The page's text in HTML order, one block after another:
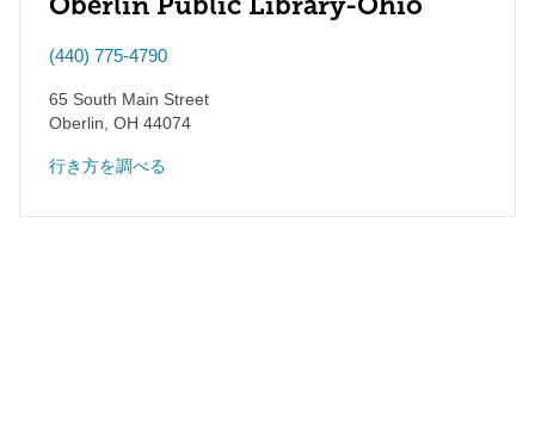
(440) 775-4790
65 South Main Street
Oberlin OH 44074
行き方を調べる